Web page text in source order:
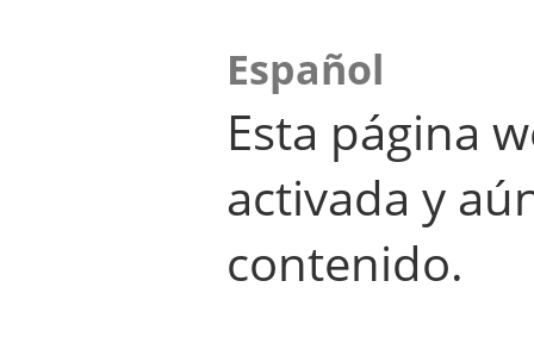
Español
Esta página
activada y
contenido.